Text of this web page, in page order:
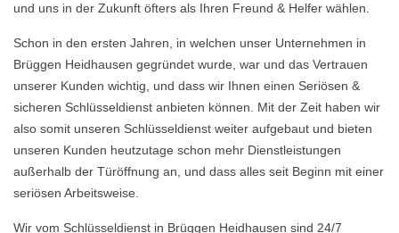
und uns in der Zukunft öfters als Ihren Freund & Helfer wählen.
Schon in den ersten Jahren, in welchen unser Unternehmen in
Brüggen Heidhausen gegründet wurde, war und das Vertrauen
unserer Kunden wichtig, und dass wir Ihnen einen Seriösen &
sicheren Schlüsseldienst anbieten können. Mit der Zeit haben wir
also somit unseren Schlüsseldienst weiter aufgebaut und bieten
unseren Kunden heutzutage schon mehr Dienstleistungen
außerhalb der Türöffnung an, und dass alles seit Beginn mit einer
seriösen Arbeitsweise.
Wir vom Schlüsseldienst in Brüggen Heidhausen sind 24/7